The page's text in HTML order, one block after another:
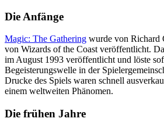
Die Anfänge
Magic: The Gathering wurde von Richard
von Wizards of the Coast veröffentlicht.
im August 1993 veröffentlicht und löste
Begeisterungswelle in der
Drucke des Spiels waren schnell
einem weltweiten Phänomen.
Die frühen Jahre